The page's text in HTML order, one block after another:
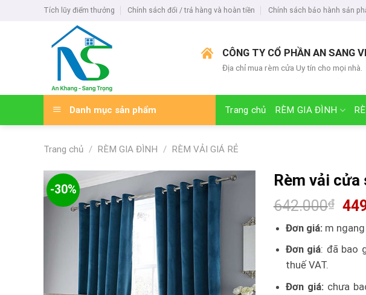
Tích lũy điểm thưởng Chính sách đổi / trả hàng và hoàn tiền Chính sách bảo hành sản
CÔNG TY CỔ PHẦN AN SANG
Địa chỉ mua rèm cửa Uy tín cho mọi nhà.
Danh mục sản phẩm Trang chủ RÈM GIA ĐÌNH
Trang chủ / RÈM GIA ĐÌNH / RÈM VẢI GIÁ RẺ
-30%
Rèm vải cửa
642.000₫
Đơn giá:m ngang
Đơn giá: đã bao
thuế VAT.
Đơn giá:chưa